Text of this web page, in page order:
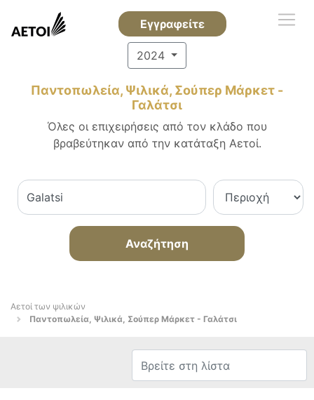
Εγγραφείτε
2024
Παντοπωλεία, Ψιλικά, Σούπερ Μάρκετ -
Γαλάτσι
Όλες οι επιχειρήσεις από τον κλάδο που
βραβεύτηκαν από την κατάταξη Αετοί.
Αναζήτηση
Αετοί των ψιλικών
Παντοπωλεία, Ψιλικά, Σούπερ Μάρκετ - Γαλάτσι